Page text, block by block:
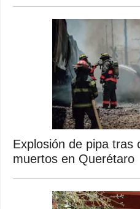
Explosión de pipa tras
muertos en Querétaro